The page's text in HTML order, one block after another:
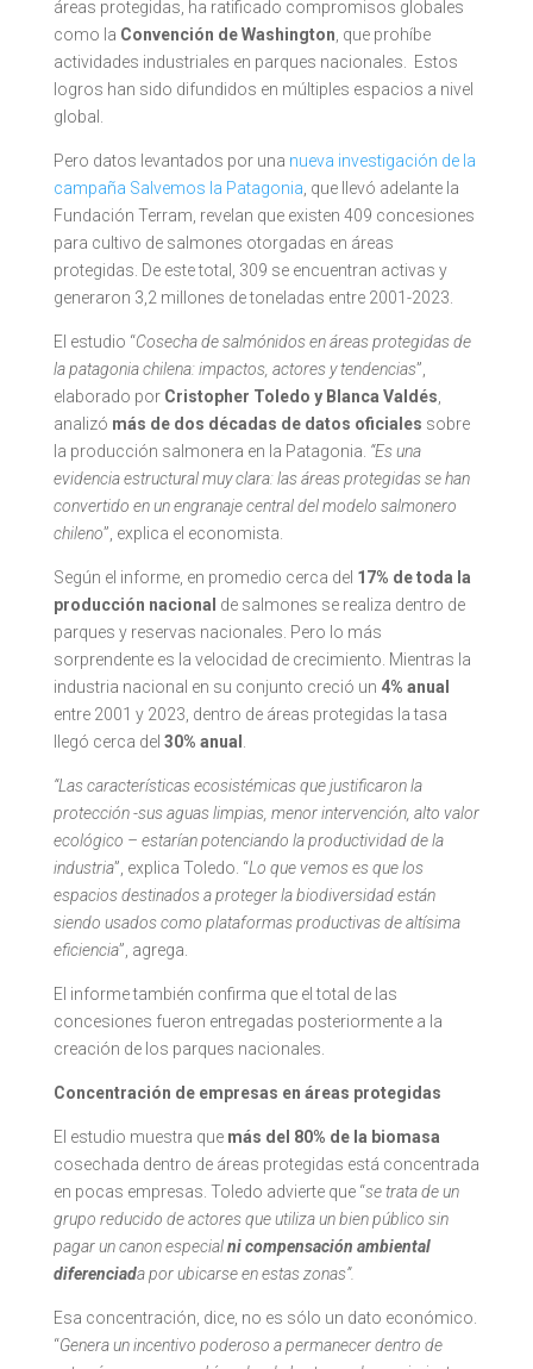
áreas protegidas, ha ratificado compromisos globales
como la Convención de Washington , que prohíbe
actividades industriales en parques nacionales. Estos
logros han sido difundidos en múltiples espacios a nivel
global.
Pero datos levantados por una nueva investigación de la
campaña Salvemos la Patagonia , que llevó adelante la
Fundación Terram, revelan que existen 409 concesiones
para cultivo de salmones otorgadas en áreas
protegidas. De este total, 309 se encuentran activas y
generaron 3,2 millones de toneladas entre 2001-2023.
El estudio “Cosecha de salmónidos en áreas protegidas de
la patagonia chilena: impactos, actores y tendencias”,
elaborado por Cristopher Toledo y Blanca Valdés
analizó más de dos décadas de datos oficiales sobre
la producción salmonera en la Patagonia. “Es una
evidencia estructural muy clara: las áreas protegidas se han
convertido en un engranaje central del modelo salmonero
chileno”, explica el economista.
Según el informe, en promedio cerca del 17% de toda la
producción nacional de salmones se realiza dentro de
parques y reservas nacionales. Pero lo más
sorprendente es la velocidad de crecimiento. Mientras la
industria nacional en su conjunto creció un 4% anual
entre 2001 y 2023, dentro de áreas protegidas la tasa
llegó cerca del 30% anual
“Las características ecosistémicas que justificaron la
protección -sus aguas limpias, menor intervención, alto valor
ecológico – estarían potenciando la productividad de la
industria”, explica Toledo. “Lo que vemos es que los
espacios destinados a proteger la biodiversidad están
siendo usados como plataformas productivas de altísima
eficiencia”, agrega.
El informe también confirma que el total de las
concesiones fueron entregadas posteriormente a la
creación de los parques nacionales.
Concentración de empresas en áreas protegidas
El estudio muestra que más del 80% de la biomasa
cosechada dentro de áreas protegidas está concentrada
en pocas empresas. Toledo advierte que “se trata de un
grupo reducido de actores que utiliza un bien público sin
pagar un canon especialni compensación ambiental
diferenciada por ubicarse en estas zonas”.
Esa concentración, dice, no es sólo un dato económico.
“Genera un incentivo poderoso a permanecer dentro de